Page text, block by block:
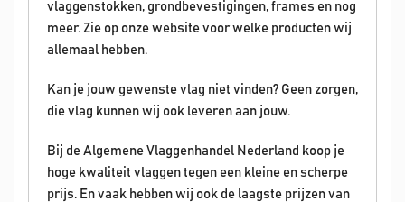
vlaggenstokken, grondbevestigingen, frames en nog
meer. Zie op onze website voor welke producten wij
allemaal hebben.
Kan je jouw gewenste vlag niet vinden? Geen zorgen,
die vlag kunnen wij ook leveren aan jouw.
Bij de Algemene Vlaggenhandel Nederland koop je
hoge kwaliteit vlaggen tegen een kleine en scherpe
prijs. En vaak hebben wij ook de laagste prijzen van